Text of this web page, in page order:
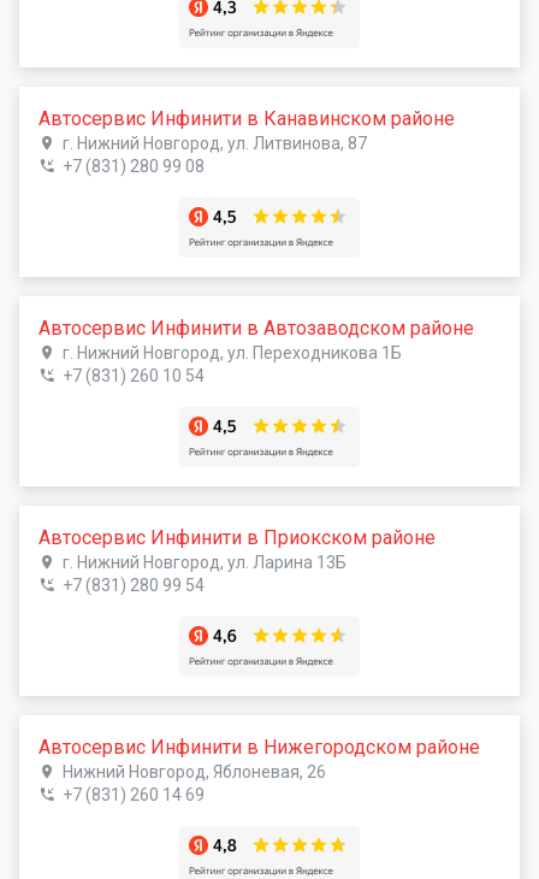
Автосервис Инфинити в Канавинском районе
г. Нижний Новгород, ул. Литвинова, 87
+7 (831) 280 99 08
Автосервис Инфинити в Автозаводском районе
г. Нижний Новгород, ул. Переходникова 1Б
+7 (831) 260 10 54
Автосервис Инфинити в Приокском районе
г. Нижний Новгород, ул. Ларина 13Б
+7 (831) 280 99 54
Автосервис Инфинити в Нижегородском районе
Нижний Новгород, Яблоневая, 26
+7 (831) 260 14 69